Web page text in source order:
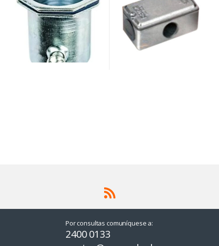
Por consultas comuníquese a:
2400 0133